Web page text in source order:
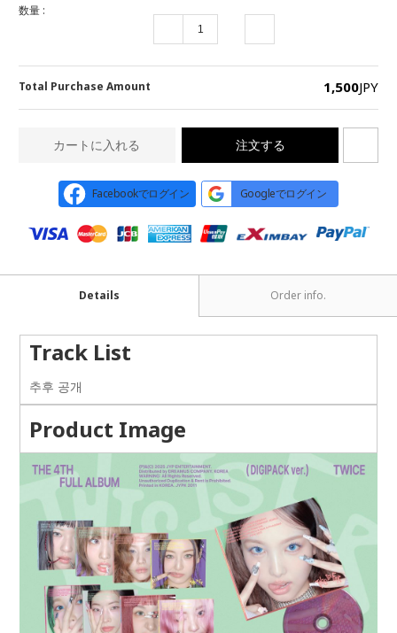
数量 :
Total Purchase Amount 1,500JPY
カートに入れる 注文する
Facebookでログイン Googleでログイン
Details Order info.
Track List
추후 공개
Product Image